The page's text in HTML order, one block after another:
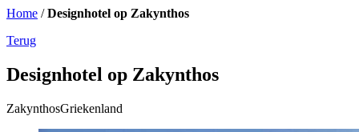
Home /Designhotel op Zakynthos
Terug
Designhotel op Zakynthos
ZakynthosGriekenland